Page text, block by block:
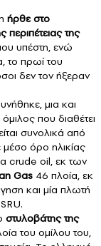
ήρθε στο
περιπέτειας της
υπέστη, ενώ
το πρωί του
δεν τον ήξεραν
μια και
που διαθέτει
συνολικά από
όρο ηλικίας
crude oil, εκ των
Gas 46 πλοία, εκ
και μία πλωτή
στυλοβάτης της
του ομίλου του,